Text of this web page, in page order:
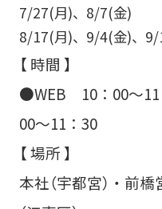
7/27(月)、8/7(金)
8/17(月)、9/4(金)、9/
【 時間 】
●WEB 10：00
00～11：30
【 場所 】
本社（宇都宮）・前